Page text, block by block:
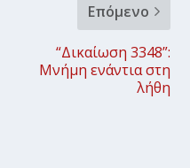
Επόμενο
“Δικαίωση 3348”:
Μνήμη ενάντια στη
λήθη